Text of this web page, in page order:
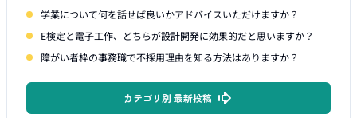
学業について何を話せば良いかアドバイスいただけますか？
E検定と電子工作、どちらが設計開発に効果的だと思いますか？
障がい者枠の事務職で不採用理由を知る方法はありますか？
カテゴリ別 最新投稿